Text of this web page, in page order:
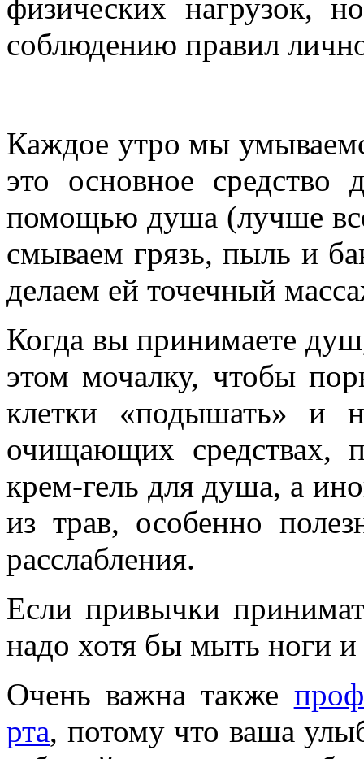
физических нагрузок,
соблюдению правил
Каждое утро мы
это основное
помощью душа (лучше
смываем грязь, пыль и
делаем ей точечный
Когда вы принимаете
этом мочалку, чтобы
клетки «подышать» и
очищающих средствах,
крем-гель для душа, а
из трав, особенно
расслабления.
Если привычки
надо хотя бы мыть ноги
Очень важна также
рта, потому что ваша